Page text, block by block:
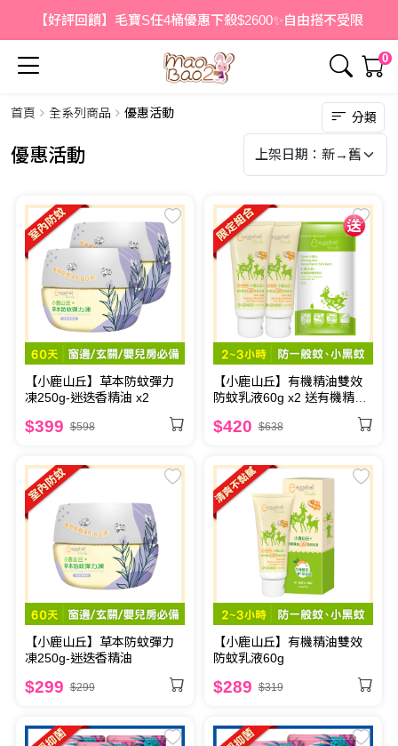
【好評回饋】毛寶S任4桶優惠下殺$2600✨自由搭不受限
0
首頁 全系列商品 優惠活動 分類
優惠活動
【小鹿山丘】草本防蚊彈力
凍250g-迷迭香精油 x2
$399 $598
【小鹿山丘】有機精油雙效
防蚊乳液60g x2 送有機精油
2027.5.8
$420 $638
【小鹿山丘】草本防蚊彈力
凍250g-迷迭香精油
$299 $299
【小鹿山丘】有機精油雙效
防蚊乳液60g
$289 $319